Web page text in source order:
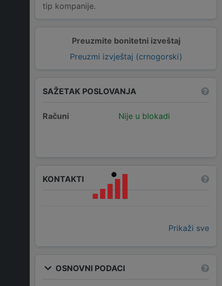
Preuzmite bonitetni izveštaj
Preuzmi izvještaj (crnogorski)
tip kompanije.
SAŽETAK POSLOVANJA
Računi Nije u blokadi
KONTAKTI
Prikaži sve
OSNOVNI PODACI